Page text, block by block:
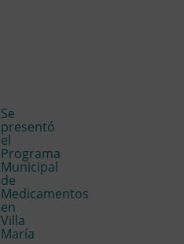
Se
presentó
el
Programa
Municipal
de
Medicamentos
en
Villa
María